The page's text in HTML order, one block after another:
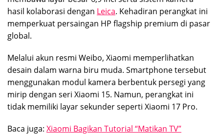
hasil kolaborasi dengan Leica. Kehadiran perangkat ini
memperkuat persaingan HP flagship premium di pasar
global.
Melalui akun resmi Weibo, Xiaomi memperlihatkan
desain dalam warna biru muda. Smartphone tersebut
menggunakan modul kamera berbentuk persegi yang
mirip dengan seri Xiaomi 15. Namun, perangkat ini
tidak memiliki layar sekunder seperti Xiaomi 17 Pro.
Baca juga: Xiaomi Bagikan Tutorial “Matikan TV”